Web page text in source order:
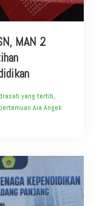
MAN 2
yang tertib,
Aia Angek